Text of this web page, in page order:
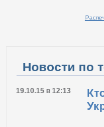
Новости по
19.10.15 в 12:13